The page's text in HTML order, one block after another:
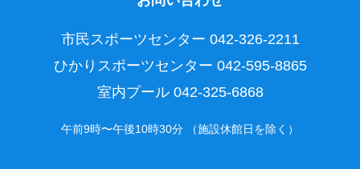
市民スポーツセンター 042-326-2211
ひかりスポーツセンター 042-595-8865
室内プール 042-325-6868
午前9時〜午後10時30分 （施設休館日を除く）